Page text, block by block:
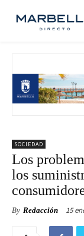
SOCIEDAD
Los
los
By Redacción 15